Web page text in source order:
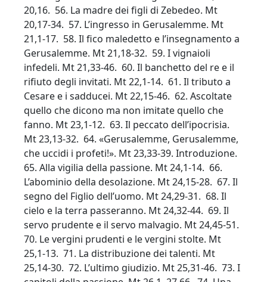
20,16. 56. La madre dei figli di Zebedeo. Mt
20,17-34. 57. L’ingresso in Gerusalemme. Mt
21,1-17. 58. Il fico maledetto e l’insegnamento a
Gerusalemme. Mt 21,18-32. 59. I vignaioli
infedeli. Mt 21,33-46. 60. Il banchetto del re e il
rifiuto degli invitati. Mt 22,1-14. 61. Il tributo a
Cesare e i sadducei. Mt 22,15-46. 62. Ascoltate
quello che dicono ma non imitate quello che
fanno. Mt 23,1-12. 63. Il peccato dell’ipocrisia.
Mt 23,13-32. 64. «Gerusalemme, Gerusalemme,
che uccidi i profeti!». Mt 23,33-39. Introduzione.
65. Alla vigilia della passione. Mt 24,1-14. 66.
L’abominio della desolazione. Mt 24,15-28. 67. Il
segno del Figlio dell’uomo. Mt 24,29-31. 68. Il
cielo e la terra passeranno. Mt 24,32-44. 69. Il
servo prudente e il servo malvagio. Mt 24,45-51.
70. Le vergini prudenti e le vergini stolte. Mt
25,1-13. 71. La distribuzione dei talenti. Mt
25,14-30. 72. L’ultimo giudizio. Mt 25,31-46. 73. I